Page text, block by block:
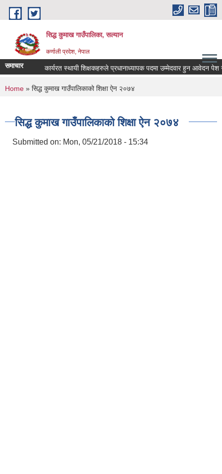
Skip to main content
सिद्ध कुमाख गाउँपालिका, सल्यान
कर्णाली प्रदेश, नेपाल
समाचार कार्यरत स्थायी शिक्षकहरुले प्रधानाध्यापक पदमा उम्मेदवार हुन आवेदन पेश गर्ने
You are here
Home » सिद्ध कुमाख गाउँपालिकाको शिक्षा ऐन २०७४
सिद्ध कुमाख गाउँपालिकाको शिक्षा ऐन २०७४
Submitted on: Mon, 05/21/2018 - 15:34